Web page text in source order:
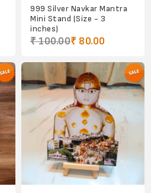
999 Silver Navkar Mantra
Mini Stand (Size - 3
inches)
₹ 100.00₹ 80.00